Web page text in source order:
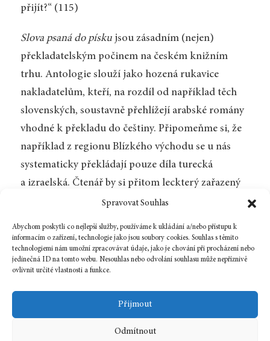
Spravovat Souhlas
Abychom poskytli co nejlepší služby, používáme k ukládání a/nebo přístupu k
informacím o zařízení, technologie jako jsou soubory cookies. Souhlas s těmito
technologiemi nám umožní zpracovávat údaje, jako je chování při procházení nebo
jedinečná ID na tomto webu. Nesouhlas nebo odvolání souhlasu může nepříznivě
ovlivnit určité vlastnosti a funkce.
Přijmout
Odmítnout
přijít?“ (115)
Slova psaná do pískujsou zásadním (nejen)
překladatelským počinem na českém knižním
trhu. Antologie slouží jako hozená rukavice
nakladatelům, kteří, na rozdíl od například těch
slovenských, soustavně přehlížejí arabské romány
vhodné k překladu do češtiny. Připomeňme si, že
například z regionu Blízkého východu se u nás
systematicky překládají pouze díla turecká
a izraelská. Čtenář by si přitom leckterý zařazený
román jistě raději přečetl v jeho plném rozsahu.
přiblížit „jinému“ a zbavit nás propasti, jež se mezi
námi vlivem politických tlaků nadále rozevírá.